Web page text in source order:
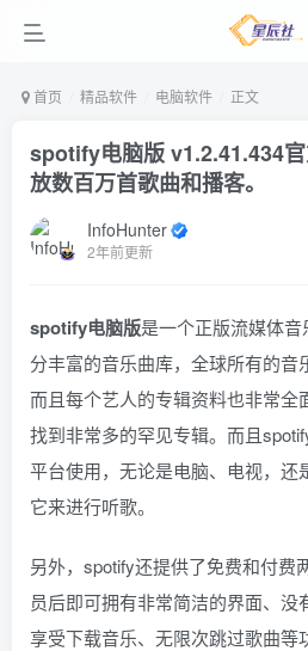
首页 精品软件 电脑软件 正文
spotify电脑版 v1.2.41.434
放数百万首歌曲和播客。
InfoHunter
2年前更新
spotify电脑版是一个正版流媒体
分丰富的音乐曲库，全球所有的音
而且每个艺人的专辑资料也非常全
找到非常多的罕见专辑。而且
平台使用，无论是电脑、电视，还
它来进行听歌。
另外，spotify还提供了免费和付费
员后即可拥有非常简洁的界面、没
享受下载音乐、无限次跳过歌曲等